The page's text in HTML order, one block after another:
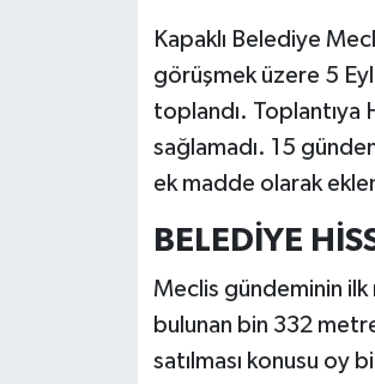
Kapaklı Belediye
görüşmek üzere 5
toplandı. Toplantıya
sağlamadı. 15
ek madde olarak
BELEDİYE
Meclis gündeminin ilk
bulunan bin 332
satılması konusu oy